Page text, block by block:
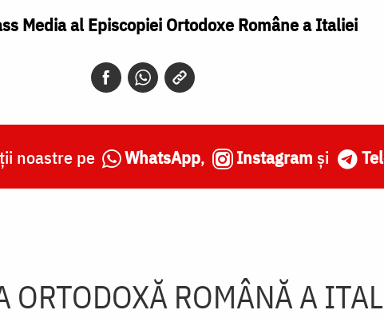
Media al Episcopiei Ortodoxe Române a Italiei
noastre pe WhatsApp, Instagram și
ORTODOXĂ ROMÂNĂ A